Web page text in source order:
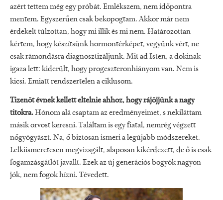
azért tettem még egy próbát. Emlékszem, nem időpontra
mentem. Egyszerűen csak bekopogtam. Akkor már nem
érdekelt túlzottan, hogy mi illik és mi nem. Határozottan
kértem, hogy készítsünk hormontérképet, vegyünk vért, ne
csak rámondásra diagnosztizáljunk. Mit ad Isten, a dokinak
igaza lett: kiderült, hogy progeszteronhiányom van. Nem is
kicsi. Emiatt rendszertelen a ciklusom.
Tizenöt évnek kellett eltelnie ahhoz, hogy rájöjjünk a nagy
titokra.Hónom alá csaptam az eredményeimet, s nekiláttam
másik orvost keresni. Találtam is egy fiatal, nemrég végzett
nőgyógyászt. Na, ő biztosan ismeri a legújabb módszereket.
Lelkiismeretesen megvizsgált, alaposan kikérdezett, de ő is csak
fogamzásgátlót javallt. Ezek az új generációs bogyók nagyon
jók, nem fogok hízni. Tévedett.